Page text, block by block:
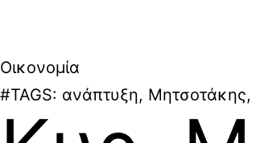
Οικονομία
#TAGS: ανάπτυξη, Μητσοτάκης,